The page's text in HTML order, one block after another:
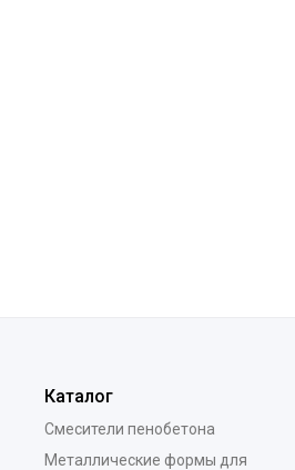
Каталог
Смесители пенобетона
Металлические формы для